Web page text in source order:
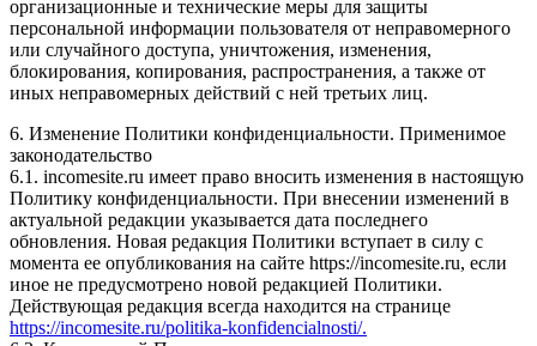
организационные и технические меры для защиты
персональной информации пользователя от неправомерного
или случайного доступа, уничтожения, изменения,
блокирования, копирования, распространения, а также от
иных неправомерных действий с ней третьих лиц.
6. Изменение Политики конфиденциальности. Применимое
законодательство
6.1. incomesite.ru имеет право вносить изменения в настоящую
Политику конфиденциальности. При внесении изменений в
актуальной редакции указывается дата последнего
обновления. Новая редакция Политики вступает в силу с
момента ее опубликования на сайте https://incomesite.ru, если
иное не предусмотрено новой редакцией Политики.
Действующая редакция всегда находится на странице
https://incomesite.ru/politika-konfidencialnosti/.